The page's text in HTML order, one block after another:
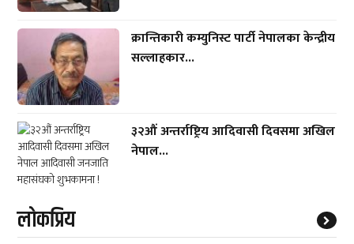
क्रान्तिकारी कम्युनिस्ट पार्टी नेपालका केन्द्रीय
सल्लाहकार...
३२औं अन्तर्राष्ट्रिय आदिवासी दिवसमा अखिल
नेपाल...
लाेकप्रिय